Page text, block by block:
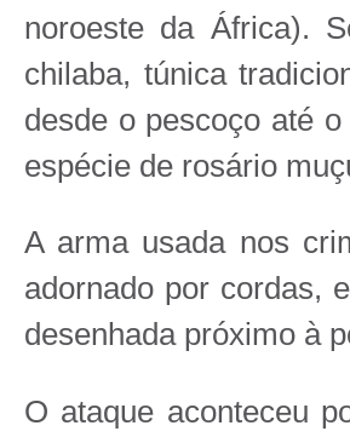
noroeste da África).
chilaba, túnica
desde o pescoço até
espécie de rosário
A arma usada nos
adornado por cordas,
desenhada próximo à
O ataque aconteceu